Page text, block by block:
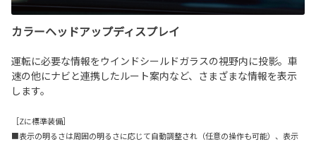
カラーヘッドアップディスプレイ
運転に必要な情報をウインドシールドガラスの視野内に投影。車
速の他にナビと連携したルート案内など、さまざまな情報を表示
します。
［Zに標準装備］
■表示の明るさは周囲の明るさに応じて自動調整され（任意の操作も可能）、表示